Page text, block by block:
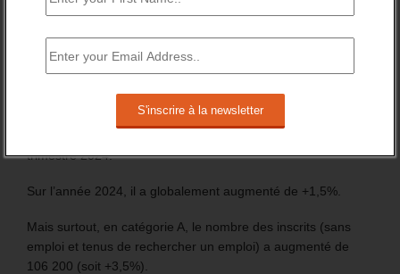
procédures d’inscription automatique, des jeunes
bénéficiaires d’une prestation (Pacea et CEJ) et des
En France entière, le nombre de demandeurs d’emploi,
trimestre 2024.
Sur l’année 2024, il a globalement augmenté de +1,5%.
Mais surtout, en catégorie A, le nombre des inscrits (sans
emploi et tenus de rechercher un emploi) a augmenté de
106 200 (soit +3,5%).